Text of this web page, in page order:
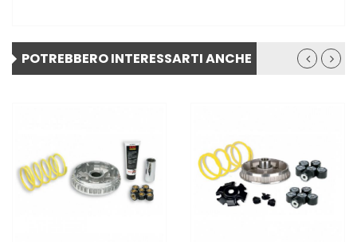
POTREBBERO INTERESSARTI ANCHE